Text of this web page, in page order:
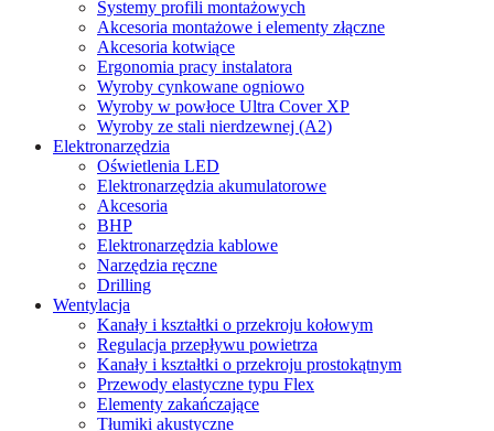
Systemy profili montażowych
Akcesoria montażowe i elementy złączne
Akcesoria kotwiące
Ergonomia pracy instalatora
Wyroby cynkowane ogniowo
Wyroby w powłoce Ultra Cover XP
Wyroby ze stali nierdzewnej (A2)
Elektronarzędzia
Oświetlenia LED
Elektronarzędzia akumulatorowe
Akcesoria
BHP
Elektronarzędzia kablowe
Narzędzia ręczne
Drilling
Wentylacja
Kanały i kształtki o przekroju kołowym
Regulacja przepływu powietrza
Kanały i kształtki o przekroju prostokątnym
Przewody elastyczne typu Flex
Elementy zakańczające
Tłumiki akustyczne